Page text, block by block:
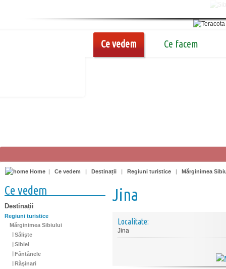
Ce vedem Ce facem
Home | Ce vedem | Destinații | Regiuni turistice | Mărginimea
Ce vedem
Destinații
Regiuni turistice
Mărginimea Sibiului
Sălişte
Sibiel
Fântânele
Răşinari
Jina
Localitate:
Jina